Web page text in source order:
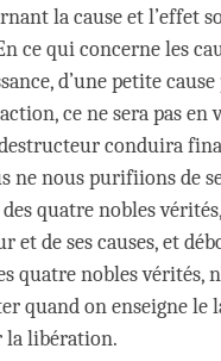
la cause et l’effet
ce qui concerne les
d’une petite
ce ne sera pas en
conduira
ne nous purifiions de
quatre nobles
et de ses causes, et
quatre nobles vérités,
quand on enseigne le
la libération.